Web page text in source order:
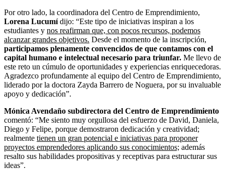
Por otro lado, la coordinadora del Centro de Emprendimiento,
Lorena Lucumídijo: “Este tipo de iniciativas inspiran a los
estudiantes y nos reafirman que, con pocos recursos, podemos
alcanzar grandes objetivos. Desde el momento de la inscripción,
participamos plenamente convencidos de que contamos con el
capital humano e intelectual necesario para triunfar. Me llevo de
este reto un cúmulo de oportunidades y experiencias enriquecedoras.
Agradezco profundamente al equipo del Centro de Emprendimiento,
liderado por la doctora Zayda Barrero de Noguera, por su invaluable
apoyo y dedicación”.
Mónica Avendaño subdirectora del Centro de Emprendimiento
comentó: “Me siento muy orgullosa del esfuerzo de David, Daniela,
Diego y Felipe, porque demostraron dedicación y creatividad;
realmente tienen un gran potencial e iniciativas para proponer
proyectos emprendedores aplicando sus conocimientos; además
resalto sus habilidades propositivas y receptivas para estructurar sus
ideas”.